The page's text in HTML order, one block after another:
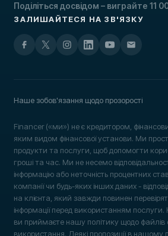
Поділіться досвідом – виграйте 11
ЗАЛИШАЙТЕСЯ НА ЗВ'ЯЗКУ
Наше зобов'язання щодо прозорості
Financer («ми») не є кредитором,
яким видом фінансової установи. Ми
продукти та послуги, щоб допомогти
гроші та час. Ми не несемо
інформацію або неточність процентних
компанії чи будь-яких інших даних -
на клієнта, який завжди повинен
інформації перед використанням
ви приймаєте нашу політику щодо
використання. Деякі пропозиції в нашому